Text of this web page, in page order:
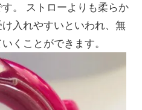
。 ストローよりも柔らか
入れやすいといわれ、無
くことができます。